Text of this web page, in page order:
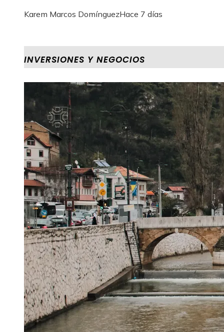
Karem Marcos DomínguezHace 7 días
INVERSIONES Y NEGOCIOS